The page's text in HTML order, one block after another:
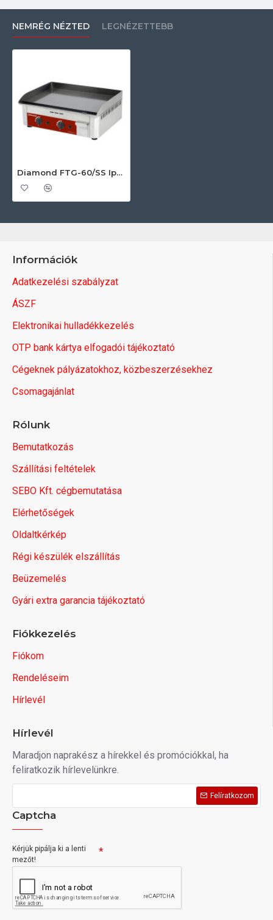
NEMRÉG NÉZTED LEGNÉZETTEBB
Diamond FTG-60/SS Ipari gáztűzhely
Információk
Adatkezelési szabályzat
ÁSZF
Elektronikai hulladékkezelés
OTP bank kártya elfogadói tájékoztató
Cégeknek pályázatokhoz, közbeszerzésekhez
Csomagajánlat
Rólunk
Bemutatkozás
Szállítási feltételek
SEBO Kft. cégbemutatása
Elérhetőségek
Oldaltkérkép
Régi készülék elszállítás
Beüzemelés
Gyári extra garancia tájékoztató
Fiókkezelés
Fiókom
Rendeléseim
Hírlevél
Hírlevél
Maradjon naprakész a hírekkel és promóciókkal, ha
feliratkozik hírlevelünkre.
Felíratkozom
Captcha
Kérjük pipálja ki a lenti
mezőt!